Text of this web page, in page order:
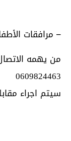
– مرافقات
من يهمه
0609824463
سيتم اجراء